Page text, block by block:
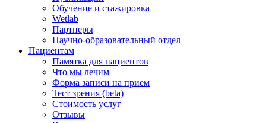
Обучение и стажировка
Wetlab
Партнеры
Научно-образовательный отдел
Пациентам
Памятка для пациентов
Что мы лечим
Форма записи на прием
Тест зрения (beta)
Стоимость услуг
Отзывы